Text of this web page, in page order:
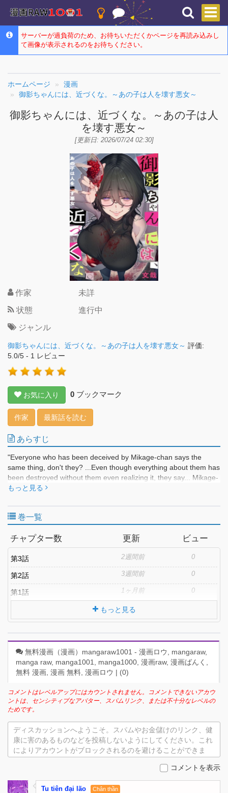
サーバーが過負荷のため、お待ちいただくかページを再読み込みし
て画像が表示されるのをお待ちください。
ホームページ
漫画
御影ちゃんには、近づくな。～あの子は人を壊す悪女～
御影ちゃんには、近づくな。～あの子は人
を壊す悪女～
[更新日: 2026/07/24 02:30]
作家
未詳
状態
進行中
ジャンル
御影ちゃんには、近づくな。～あの子は人を壊す悪女～ 評価:
5.0/5 - 1 レビュー
お気に入り 0 ブックマーク
作家 最新話を読む
あらすじ
"Everyone who has been deceived by Mikage-chan says the
same thing, don't they? ...Even though everything about them has
been destroyed without them even realizing it, they say... Mikage-
chan is not at fault." ――On the surface, she is serious, quiet,
women, she enters their hearts, eats away at them, and drives
haven’t you? It’s already too late for you, too. Ah, how pathetic.
Since you’ve gotten involved with Mikage-chan, it’s the end for
you as well. That’s why I told you so many times, didn’t I?
――Stay away from Mikage-chan.
もっと見る
巻一覧
チャプター数 更新 ビュー
第3話 2週間前 0
第2話 3週間前 0
第1話 1ヶ月前 0
もっと見る
無料漫画（漫画）mangaraw1001 - 漫画ロウ, mangaraw,
manga raw, manga1001, manga1000, 漫画raw, 漫画ばんく,
無料 漫画, 漫画 無料, 漫画ロウ | (0)
コメントはレベルアップにはカウントされません。コメントできないアカウ
ントは、センシティブなアバター、スパムリンク、または不十分なレベルの
ためです。
ディスカッションへようこそ。スパムやお金儲けのリンク、健
康に害のあるものなどを投稿しないようにしてください。これ
によりアカウントがブロックされるのを避けることができま
コメントを表示
Tu tiên đại lão Chân thần